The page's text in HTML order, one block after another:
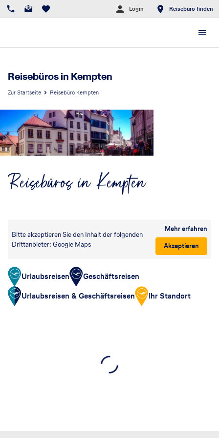
Login Reisebüro finden
Reisebüros in Kempten
Zur Startseite Reisebüro Kempten
Reisebüros in Kempten
Bitte akzeptieren Sie den Inhalt der folgenden
Drittanbieter: Google Maps
Mehr erfahren
Akzeptieren
Urlaubsreisen
Geschäftsreisen
Urlaubsreisen & Geschäftsreisen
Ihr Standort